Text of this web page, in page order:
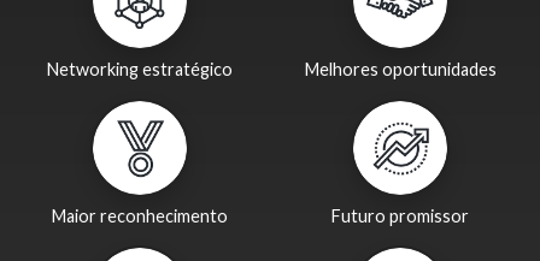
Networking estratégico Melhores oportunidades
Maior reconhecimento Futuro promissor